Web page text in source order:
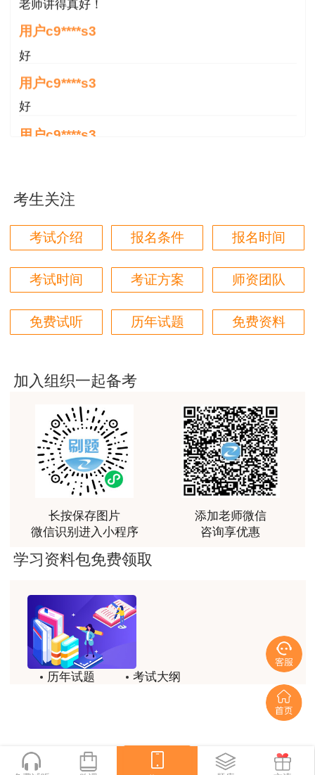
【单选题】某地处偏远的小型水电站开展了水
淹全厂的应急演练，参演人员按照规定路线撤离
后，发现该水电站的厨师仍在厨房工作，演练结束
后，评价人员进行了点评。关于演练中人员未全部
撤离的原因，错误的是（ ）。
A、人员未全部撤离的原因可能是演练方案缺
人员不能及时撤离
C、该预案演练脚本中只考虑生产人员，未考
D、人员撤离后，未安排专人到电站各处回
检，确认人员撤离
【题目解析】本题考查的是应急演练。选项A
中人员清点可以确定人员是否全部撤离，但是不是
导致人员未撤离的原因。
3、正确率11.11 %
【多选题】目前，我国矿山安全监察实行垂直
管理、分级监察的管理体制。矿山安全监察体制的
特点为（ ）。
A、实行垂直管理
B、监察和管理分开
C、分区监察
D、地方政府监察
【题目解析】本题考查的是矿山安全监察。
老师讲得真好！
用户c9****s3
好
用户c9****s3
好
用户c9****s3
这个班太适合我这种自制力差的了，有班主任督促
着，群里还有老师带学，真不错
用户zh****87
贾老师讲的太好了，题库、资料还多
老师们讲的很好，通俗易懂，对小白很友好
建筑专业跟网校过了，今年考其他安全，还是选择网
用户m6****57
师资过硬，学习无忧，感觉自已选对了
用户da****ng
生产技术今年的教学比起去年，在实例的列举上更丰
富生动。
用户m3****68
课程清晰易懂，便于记忆，老师重难点讲解也很清晰
用户we****66
跟着老师学习理解的特别快，比自己学习容易多了
用户m0****66
贾老师讲的很有水平，这次考过全靠他了
回顾整个学习过程，我收获的不仅是证书和技能，更
考生关注
考试介绍 报名条件 报名时间
考试时间 考证方案 师资团队
免费试听 历年试题 免费资料
加入组织一起备考
长按保存图片
微信识别进入小程序
添加老师微信
咨询享优惠
学习资料包免费领取
历年试题
考试大纲